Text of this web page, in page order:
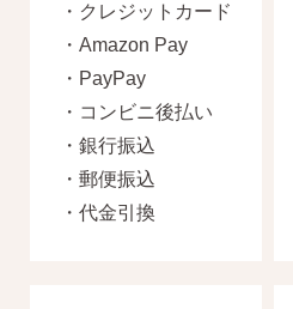
・クレジットカード
・Amazon Pay
・PayPay
・コンビニ後払い
・銀行振込
・郵便振込
・代金引換